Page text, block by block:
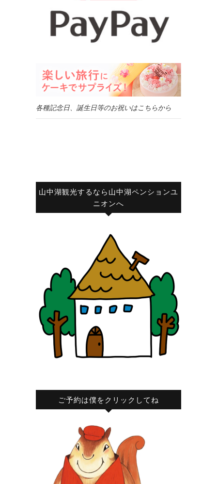
各種記念日、誕生日等のお祝いはこちらから
山中湖観光するなら山中湖ペンションユ
ニオンへ
ご予約は僕をクリックしてね